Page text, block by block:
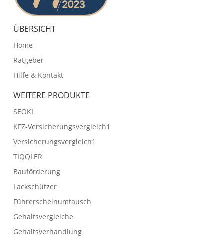
ÜBERSICHT
Home
Ratgeber
Hilfe & Kontakt
WEITERE PRODUKTE
SEOKI
KFZ-Versicherungsvergleich1
Versicherungsvergleich1
TIQQLER
Bauförderung
Lackschützer
Führerscheinumtausch
Gehaltsvergleiche
Gehaltsverhandlung